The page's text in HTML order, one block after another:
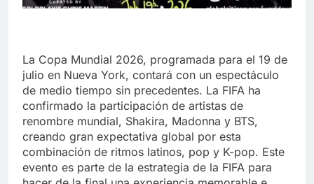
La Copa Mundial 2026, programada para el 19 de
julio en Nueva York, contará con un espectáculo
de medio tiempo sin precedentes. La FIFA ha
confirmado la participación de artistas de
renombre mundial, Shakira, Madonna y BTS,
creando gran expectativa global por esta
combinación de ritmos latinos, pop y K-pop. Este
evento es parte de la estrategia de la FIFA para